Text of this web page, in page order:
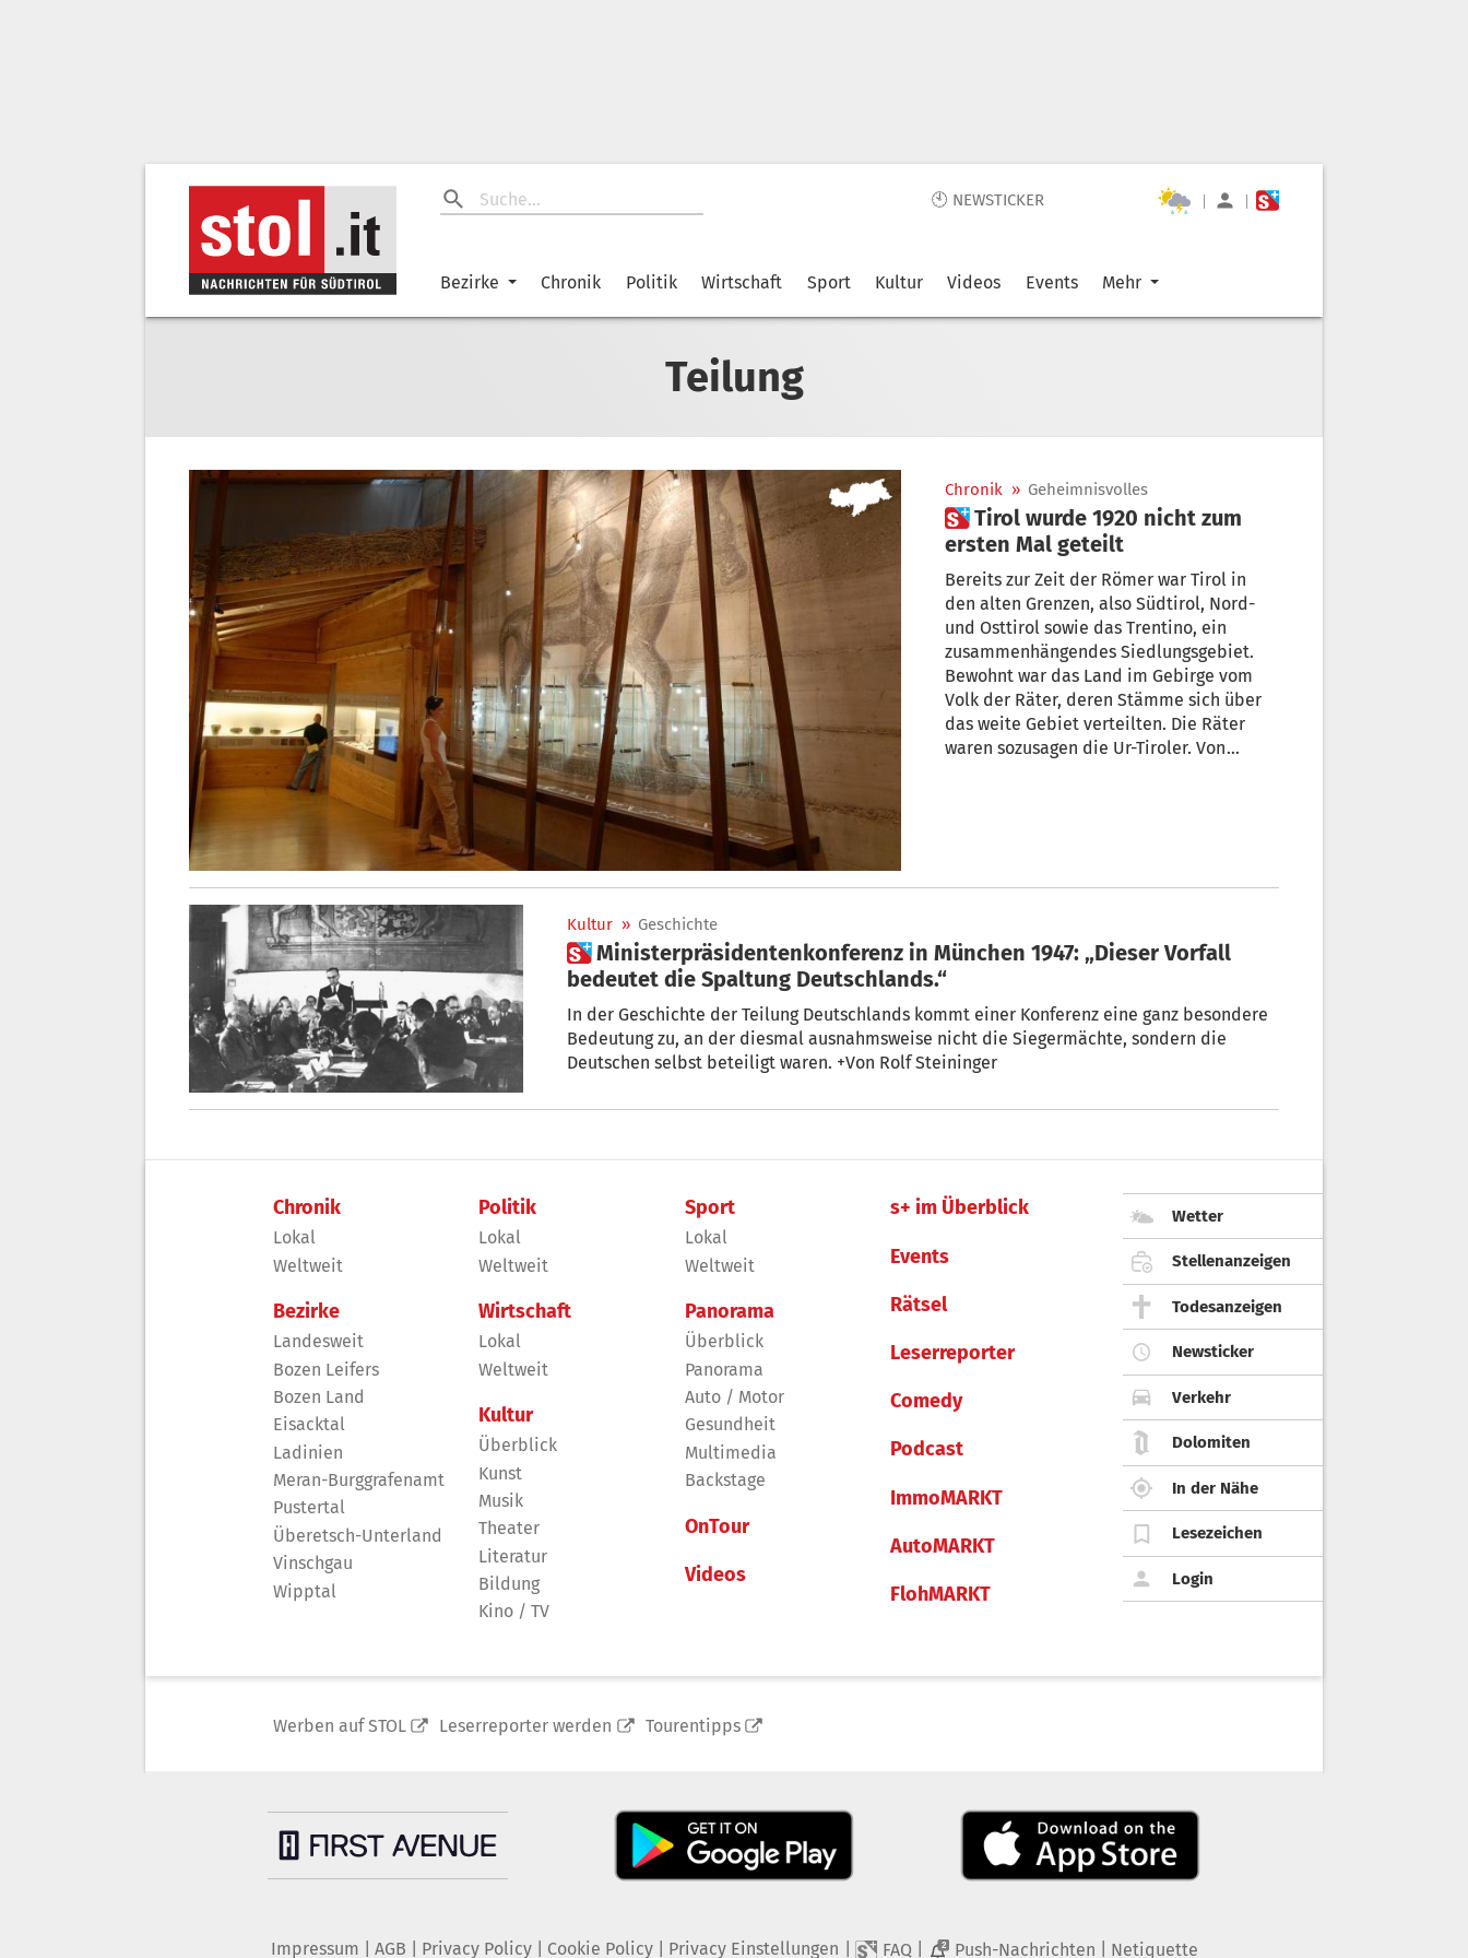
🕙 NEWSTICKER | |
Bezirke Chronik Politik Wirtschaft Sport Kultur Videos Events Mehr
Teilung
Chronik » Geheimnisvolles
 Tirol wurde 1920 nicht zum
ersten Mal geteilt
Bereits zur Zeit der Römer war Tirol in
den alten Grenzen, also Südtirol, Nord-
und Osttirol sowie das Trentino, ein
zusammenhängendes Siedlungsgebiet.
Bewohnt war das Land im Gebirge vom
Volk der Räter, deren Stämme sich über
das weite Gebiet verteilten. Die Räter
waren sozusagen die Ur-Tiroler. Von
Kultur » Geschichte
 Ministerpräsidentenkonferenz in München 1947: „Dieser Vorfall
bedeutet die Spaltung Deutschlands.“
In der Geschichte der Teilung Deutschlands kommt einer Konferenz eine ganz besondere
Bedeutung zu, an der diesmal ausnahmsweise nicht die Siegermächte, sondern die
Deutschen selbst beteiligt waren. +Von Rolf Steininger
Chronik
Lokal
Weltweit
Bezirke
Landesweit
Bozen Leifers
Bozen Land
Eisacktal
Ladinien
Meran-Burggrafenamt
Pustertal
Überetsch-Unterland
Vinschgau
Wipptal
Politik
Lokal
Weltweit
Wirtschaft
Lokal
Weltweit
Kultur
Überblick
Kunst
Musik
Theater
Literatur
Bildung
Kino / TV
Sport
Lokal
Weltweit
Panorama
Überblick
Panorama
Auto / Motor
Gesundheit
Multimedia
Backstage
OnTour
Videos
s+ im Überblick
Events
Rätsel
Leserreporter
Comedy
Podcast
ImmoMARKT
AutoMARKT
FlohMARKT
Wetter
Stellenanzeigen
Todesanzeigen
Newsticker
Verkehr
Dolomiten
In der Nähe
Lesezeichen
Login
Werben auf STOL Leserreporter werden Tourentipps
Impressum AGB Privacy Policy| Cookie Policy| Privacy Einstellungen FAQ 2 Push-Nachrichten Netiquette